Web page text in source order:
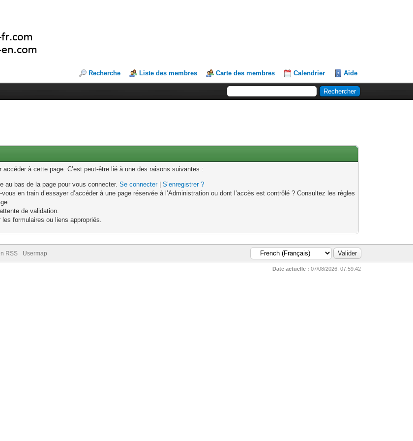
Recherche Liste des membres Carte des membres Calendrier Aide
à cette page. C’est peut-être lié à une des raisons suivantes :
au bas de la page pour vous connecter.Se connecter|S’enregistrer ?
en train d’essayer d’accéder à une page réservée à l’Administration ou dont l’accès est contrôlé ? Consultez les règles
de validation.
formulaires ou liens appropriés.
RSS Usermap
Date actuelle : 07/08/2026, 07:59:42